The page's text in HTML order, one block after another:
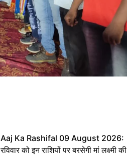
Aaj Ka Rashifal 09 August 2026:
रविवार को इन राशियों पर बरसेगी मां लक्ष्मी की